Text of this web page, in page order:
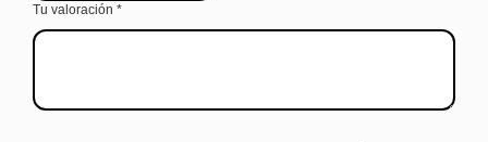
Tu valoración *